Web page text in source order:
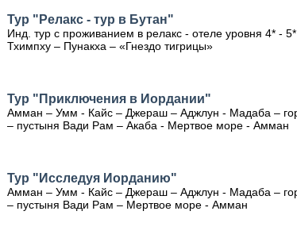
Тур "Релакс - тур в Бутан"
Инд. тур с проживанием в релакс - отеле уровня 4* -
Тхимпху – Пунакха – «Гнездо тигрицы»
Тур "Приключения в Иордании"
Амман – Умм - Кайс – Джераш – Аджлун - Мадаба –
– пустыня Вади Рам – Акаба - Мертвое море - Амман
Тур "Исследуя Иорданию"
Амман – Умм - Кайс – Джераш – Аджлун - Мадаба –
– пустыня Вади Рам – Мертвое море - Амман